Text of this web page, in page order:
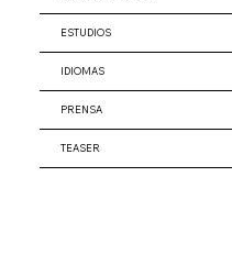
ESTUDIOS
IDIOMAS
PRENSA
TEASER